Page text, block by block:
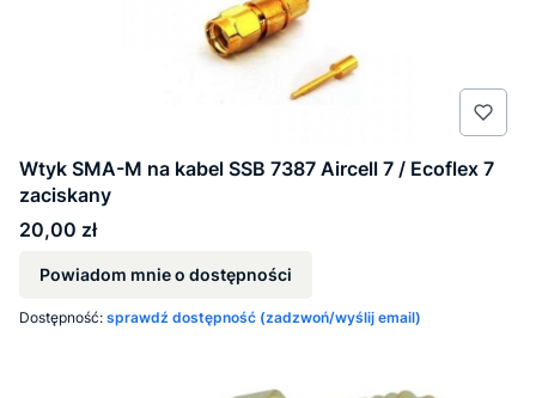
Wtyk SMA-M na kabel SSB 7387 Aircell 7 / Ecoflex 7
zaciskany
Cena
20,00 zł
Powiadom mnie o dostępności
Dostępność: sprawdź dostępność (zadzwoń/wyślij email)